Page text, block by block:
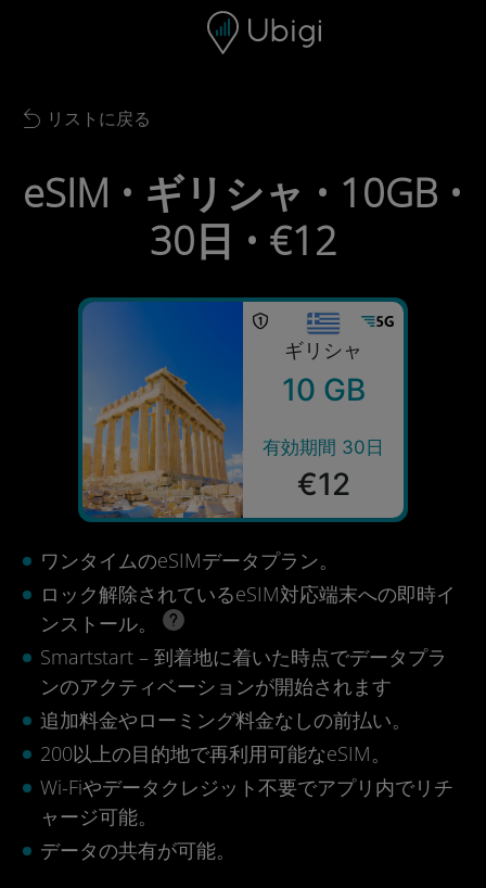
ナビゲーションバー フッター
Back to list
リストに戻る
eSIM • ギリシャ • 10GB •
30日 • €12
ギリシャ
10 GB
有効期間 30日
€12
ワンタイムのeSIMデータプラン。
ロック解除されているeSIM対応端末への即時イ
ンストール。
Smartstart – 到着地に着いた時点でデータプラ
ンのアクティベーションが開始されます
追加料金やローミング料金なしの前払い。
200以上の目的地で再利用可能なeSIM。
Wi-Fiやデータクレジット不要でアプリ内でリチ
ャージ可能。
データの共有が可能。